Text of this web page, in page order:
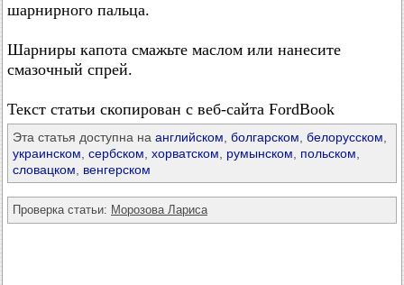
шарнирного пальца.
Шарниры капота смажьте маслом или нанесите
смазочный спрей.
Текст статьи скопирован с веб-сайта FordBook
Эта статья доступна на английском болгарском белорусском
украинском сербском хорватском румынском польском
словацком
венгерском
Проверка статьи: Морозова Лариса